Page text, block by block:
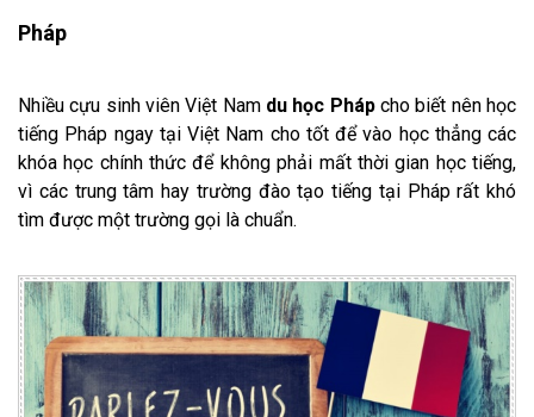
Pháp
Nhiều cựu sinh viên Việt Nam du học Phápcho biết nên học
tiếng Pháp ngay tại Việt Nam cho tốt để vào học thẳng các
khóa học chính thức để không phải mất thời gian học tiếng,
vì các trung tâm hay trường đào tạo tiếng tại Pháp rất khó
tìm được một trường gọi là chuẩn.